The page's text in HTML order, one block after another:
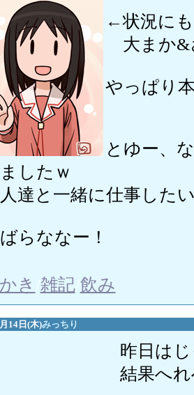
←状況に
大まか&
やっぱり
とゆー、
したｗ
達と一緒に仕事した
らななー！
き /雑記/飲み
14日(木)みっちり
昨日は
結果へ